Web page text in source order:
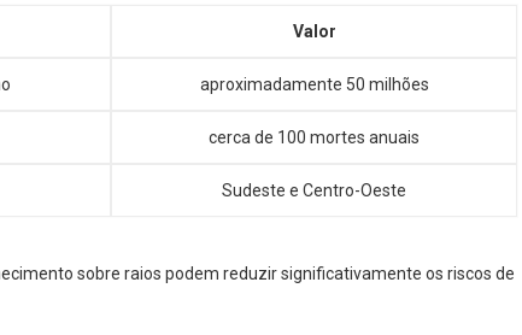
Valor
aproximadamente 50 milhões
cerca de 100 mortes anuais
Sudeste e Centro-Oeste
sobre raios podem reduzir significativamente os riscos de